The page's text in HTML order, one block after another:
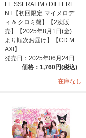
LE SSERAFIM / DIFFERE
NT【初回限定 マイメロデ
ィ & クロミ盤】【2次販
売】【2025年8月1日(金)
より順次お届け】【CD M
AXI】
発売日：2025年06月24日
価格：1,760円(税込)
在庫なし